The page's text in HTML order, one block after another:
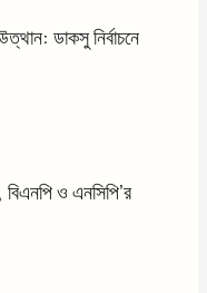
উত্থান: ডাকসু নির্বাচনে
বিএনপি ও এনসিপি’র